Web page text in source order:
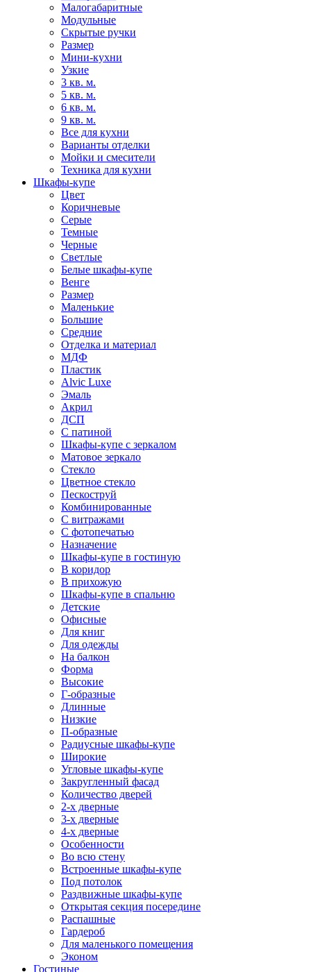
Малогабаритные
Модульные
Скрытые ручки
Размер
Мини-кухни
Узкие
3 кв. м.
5 кв. м.
6 кв. м.
9 кв. м.
Все для кухни
Варианты отделки
Мойки и смесители
Техника для кухни
Шкафы-купе
Цвет
Коричневые
Серые
Темные
Черные
Светлые
Белые шкафы-купе
Венге
Размер
Маленькие
Большие
Средние
Отделка и материал
МДФ
Пластик
Alvic Luxe
Эмаль
Акрил
ДСП
С патиной
Шкафы-купе с зеркалом
Матовое зеркало
Стекло
Цветное стекло
Пескоструй
Комбинированные
С витражами
С фотопечатью
Назначение
Шкафы-купе в гостиную
В коридор
В прихожую
Шкафы-купе в спальню
Детские
Офисные
Для книг
Для одежды
На балкон
Форма
Высокие
Г-образные
Длинные
Низкие
П-образные
Радиусные шкафы-купе
Широкие
Угловые шкафы-купе
Закругленный фасад
Количество дверей
2-х дверные
3-х дверные
4-х дверные
Особенности
Во всю стену
Встроенные шкафы-купе
Под потолок
Раздвижные шкафы-купе
Открытая секция посередине
Распашные
Гардероб
Для маленького помещения
Эконом
Гостиные